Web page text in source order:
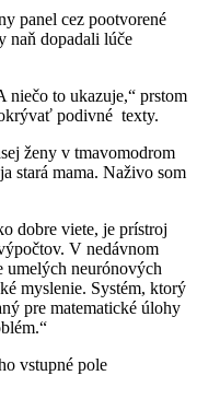
panel cez pootvorené
naň dopadali lúče
niečo to ukazuje,“ prstom
podivné texty.
ženy v tmavomodrom
stará mama. Naživo som
dobre viete, je prístroj
V nedávnom
umelých neurónových
myslenie. Systém, ktorý
pre matematické úlohy
vstupné pole